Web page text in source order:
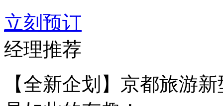
立刻预订
经理推荐
【全新企划】 京都旅游新